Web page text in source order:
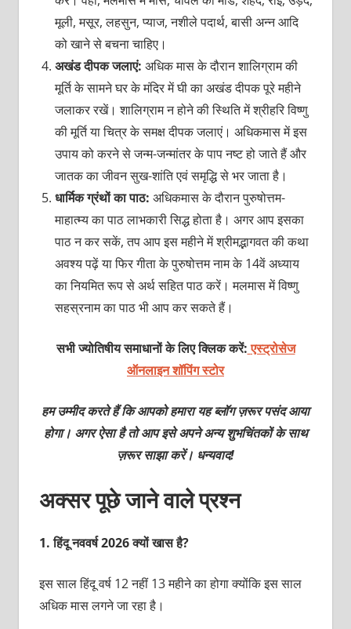
मूली, मसूर, लहसुन, प्याज, नशीले पदार्थ, बासी अन्न आदि
को खाने से बचना चाहिए।
अखंड दीपक जलाएं: अधिक मास के दौरान शालिग्राम की
मूर्ति के सामने घर के मंदिर में घी का अखंड दीपक पूरे महीने
जलाकर रखें। शालिग्राम न होने की स्थिति में श्रीहरि विष्णु
की मूर्ति या चित्र के समक्ष दीपक जलाएं। अधिकमास में इस
उपाय को करने से जन्म-जन्मांतर के पाप नष्ट हो जाते हैं और
जातक का जीवन सुख-शांति एवं समृद्धि से भर जाता है।
धार्मिक ग्रंथों का पाठ: अधिकमास के दौरान पुरुषोत्तम-
माहात्म्य का पाठ लाभकारी सिद्ध होता है। अगर आप इसका
पाठ न कर सकें, तप आप इस महीने में श्रीमद्भागवत की कथा
अवश्य पढ़ें या फिर गीता के पुरुषोत्तम नाम के 14वें अध्याय
का नियमित रूप से अर्थ सहित पाठ करें। मलमास में विष्णु
सहस्रनाम का पाठ भी आप कर सकते हैं।
सभी ज्योतिषीय समाधानों के लिए क्लिक करें: एस्ट्रोसेज
ऑनलाइन शॉपिंग स्टोर
हम उम्मीद करते हैं कि आपको हमारा यह ब्लॉग ज़रूर पसंद आया
होगा। अगर ऐसा है तो आप इसे अपने अन्य शुभचिंतकों के साथ
ज़रूर साझा करें। धन्यवाद!
अक्सर पूछे जाने वाले प्रश्न
1.हिंदू नववर्ष 2026 क्यों खास है?
इस साल हिंदू वर्ष 12 नहीं 13 महीने का होगा क्योंकि इस साल
अधिक मास लगने जा रहा है।